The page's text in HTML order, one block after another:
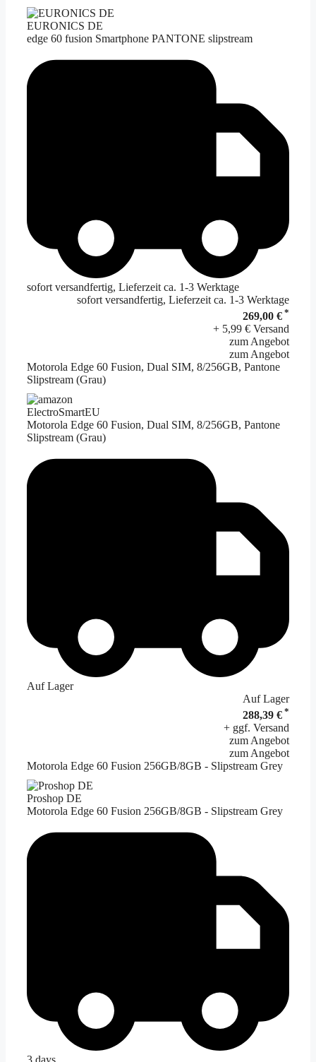
EURONICS DE
edge 60 fusion Smartphone PANTONE slipstream
sofort versandfertig, Lieferzeit ca. 1-3 Werktage
sofort versandfertig, Lieferzeit ca. 1-3 Werktage
269,00 € *
+ 5,99 € Versand
zum Angebot
zum Angebot
Motorola Edge 60 Fusion, Dual SIM, 8/256GB, Pantone
Slipstream (Grau)
ElectroSmartEU
Motorola Edge 60 Fusion, Dual SIM, 8/256GB, Pantone
Slipstream (Grau)
Auf Lager
Auf Lager
288,39 € *
+ ggf. Versand
zum Angebot
zum Angebot
Motorola Edge 60 Fusion 256GB/8GB - Slipstream Grey
Proshop DE
Motorola Edge 60 Fusion 256GB/8GB - Slipstream Grey